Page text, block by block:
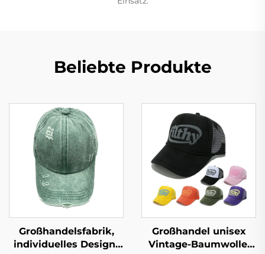
Beliebte Produkte
Großhandelsfabrik,
individuelles Design-
Großhandel unisex
Vintage-Baumwolle,